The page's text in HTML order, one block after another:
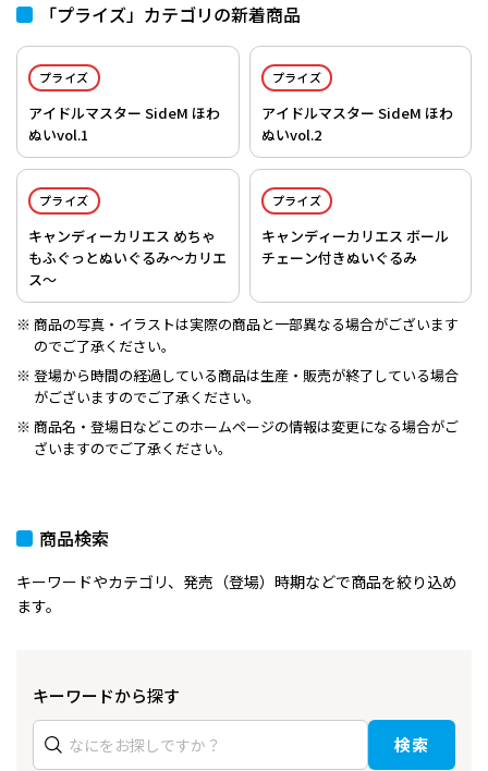
「プライズ」カテゴリの新着商品
プライズ
アイドルマスター SideM ほわ
ぬいvol.1
プライズ
アイドルマスター SideM ほわ
ぬいvol.2
プライズ
キャンディーカリエス めちゃ
もふぐっとぬいぐるみ～カリエ
ス～
プライズ
キャンディーカリエス ボール
チェーン付きぬいぐるみ
商品の写真・イラストは実際の商品と一部異なる場合がございます
のでご了承ください。
登場から時間の経過している商品は生産・販売が終了している場合
がございますのでご了承ください。
商品名・登場日などこのホームページの情報は変更になる場合がご
ざいますのでご了承ください。
商品検索
キーワードやカテゴリ、発売（登場）時期などで商品を絞り込め
ます。
キーワードから探す
検索